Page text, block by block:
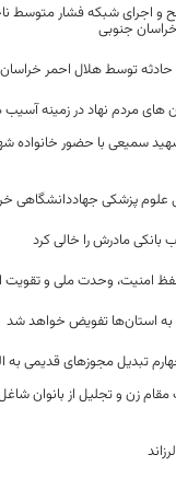
و اجرای شبکه فشار متوسط
جنوبی
های مردم نهاد در زمینه
سمیعی با حضور خانواده
علوم‌ پزشکی جهاددانشگاهی
مادرش را خالی کرد
امنیت، وحدت ملی و تقویت
به استان‌ها تفویض خواهد شد
تبدیل مجوزهای قدیمی به
مقام زن و تجلیل از بانوان